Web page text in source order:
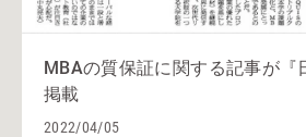
MBAの質保証に関する記事が『
掲載
2022/04/05